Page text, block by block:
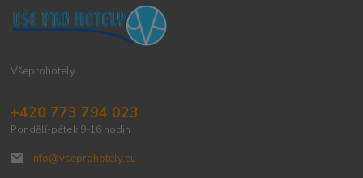
Všeprohotely
+420 773 794 023
Pondělí-pátek 9-16 hodin
info@vseprohotely.eu